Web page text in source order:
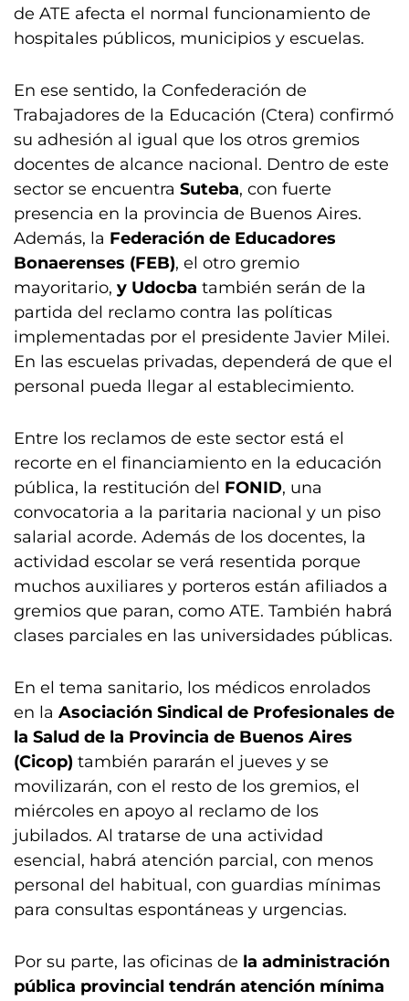
de ATE afecta el normal funcionamiento de
hospitales públicos, municipios y escuelas.
En ese sentido, la Confederación de
Trabajadores de la Educación (Ctera) confirmó
su adhesión al igual que los otros gremios
docentes de alcance nacional. Dentro de este
sector se encuentra Suteba, con fuerte
presencia en la provincia de Buenos Aires.
Además, la Federación de Educadores
Bonaerenses (FEB), el otro gremio
mayoritario, y Udocba también serán de la
partida del reclamo contra las políticas
implementadas por el presidente Javier Milei.
En las escuelas privadas, dependerá de que el
personal pueda llegar al establecimiento.
Entre los reclamos de este sector está el
recorte en el financiamiento en la educación
pública, la restitución del FONID, una
convocatoria a la paritaria nacional y un piso
salarial acorde. Además de los docentes, la
actividad escolar se verá resentida porque
muchos auxiliares y porteros están afiliados a
gremios que paran, como ATE. También habrá
clases parciales en las universidades públicas.
En el tema sanitario, los médicos enrolados
en la Asociación Sindical de Profesionales de
la Salud de la Provincia de Buenos Aires
(Cicop) también pararán el jueves y se
movilizarán, con el resto de los gremios, el
miércoles en apoyo al reclamo de los
jubilados. Al tratarse de una actividad
esencial, habrá atención parcial, con menos
personal del habitual, con guardias mínimas
para consultas espontáneas y urgencias.
Por su parte, las oficinas de la administración
pública provincial tendrán atención mínima